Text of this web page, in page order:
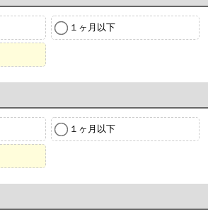
１ヶ月以下
１ヶ月以下